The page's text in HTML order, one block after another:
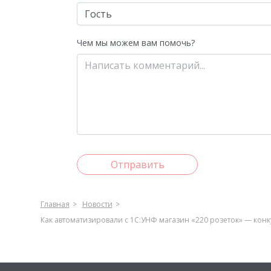
Чем мы можем вам помочь?
Отправить
Главная
Новости
Как автоматизировали с 1С:УНФ магазин «220 розеток» —